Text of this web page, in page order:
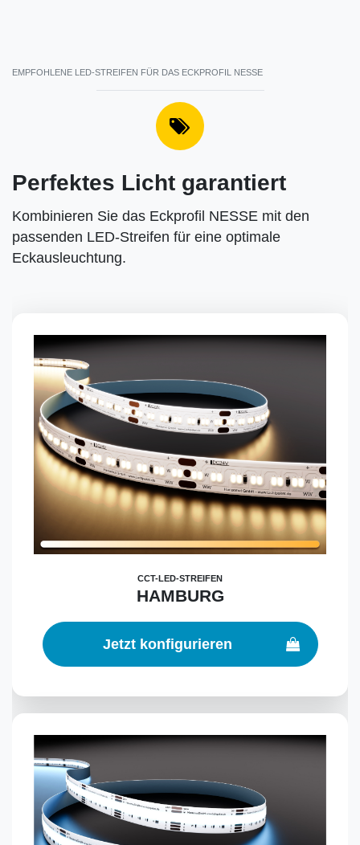
EMPFOHLENE LED-STREIFEN FÜR DAS ECKPROFIL NESSE
Perfektes Licht garantiert
Kombinieren Sie das Eckprofil NESSE mit den
passenden LED-Streifen für eine optimale
Eckausleuchtung.
CCT-LED-STREIFEN
HAMBURG
Jetzt konfigurieren